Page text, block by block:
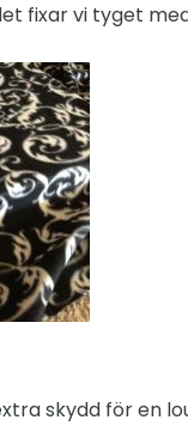
fixar vi tyget
skydd för en